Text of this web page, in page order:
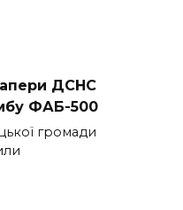
ДСНС
ФАБ-500
громади